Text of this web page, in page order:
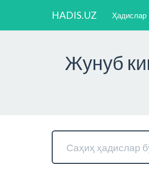
HADIS.UZ Ҳадислар
Жунуб